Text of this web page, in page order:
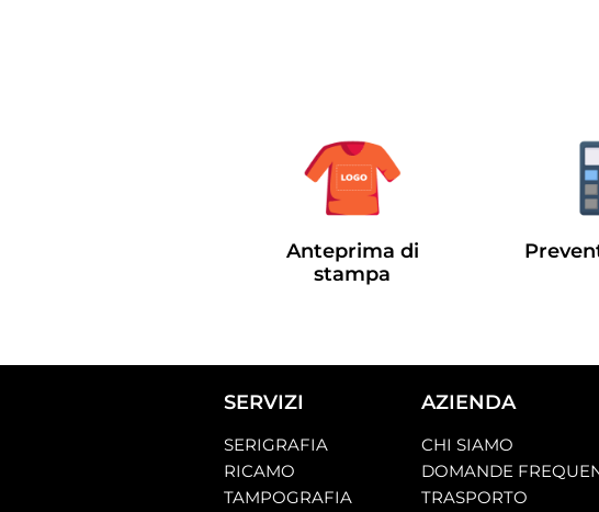
Anteprima di
stampa
SERVIZI
SERIGRAFIA
RICAMO
TAMPOGRAFIA
AZIENDA
CHI SIAMO
DOMANDE
TRASPORTO